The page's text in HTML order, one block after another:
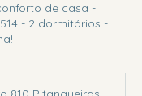
de casa -
- 2 dormitórios -